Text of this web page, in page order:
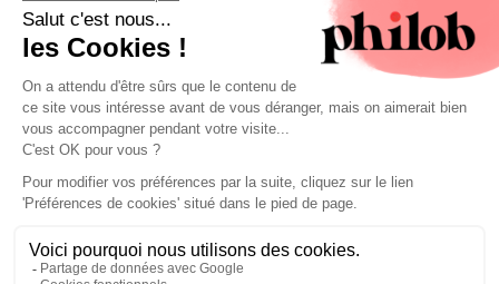
ESTIMATION GRATUITE
PHILOB
MENTIONS LÉGALES